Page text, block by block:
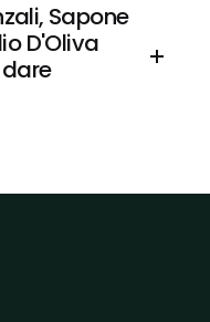
Sapone
D'Oliva